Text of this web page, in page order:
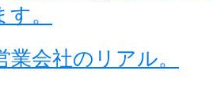
。
会社のリアル。